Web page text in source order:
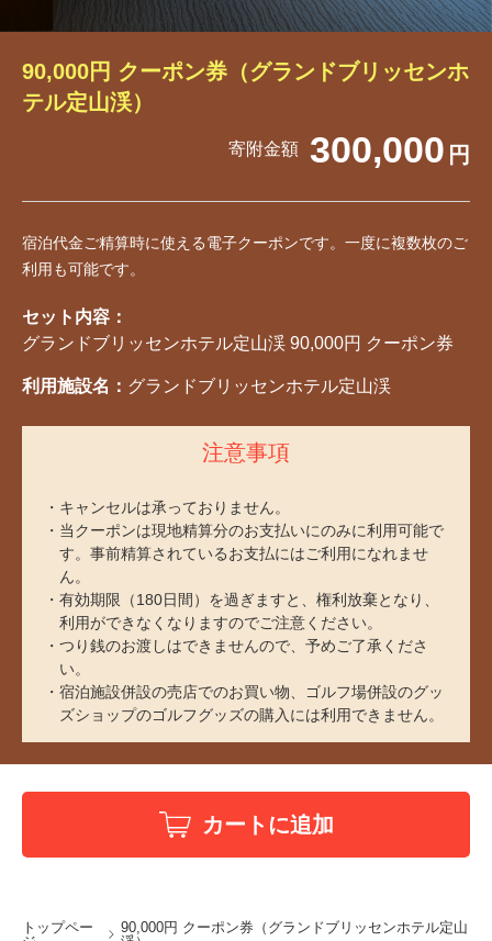
90,000円 クーポン券（グランドブリッセンホ
テル定山渓）
寄附金額 300,000 円
宿泊代金ご精算時に使える電子クーポンです。一度に複数枚のご
利用も可能です。
セット内容：
グランドブリッセンホテル定山渓 90,000円 クーポン券
利用施設名： グランドブリッセンホテル定山渓
注意事項
キャンセルは承っておりません。
当クーポンは現地精算分のお支払いにのみに利用可能で
す。事前精算されているお支払にはご利用になれませ
ん。
有効期限（180日間）を過ぎますと、権利放棄となり、
利用ができなくなりますのでご注意ください。
つり銭のお渡しはできませんので、予めご了承くださ
い。
宿泊施設併設の売店でのお買い物、ゴルフ場併設のグッ
ズショップのゴルフグッズの購入には利用できません。
カートに追加
トップペー
90,000円 クーポン券（グランドブリッセンホテル定山